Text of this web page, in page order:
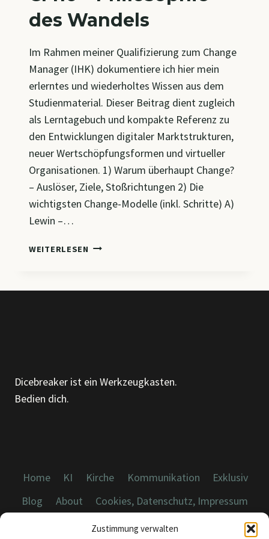
Zustimmung verwalten
des Wandels
Im Rahmen meiner Qualifizierung zum Change
Manager (IHK) dokumentiere ich hier mein
erlerntes und wiederholtes Wissen aus dem
Studienmaterial. Dieser Beitrag dient zugleich
als Lerntagebuch und kompakte Referenz zu
den Entwicklungen digitaler Marktstrukturen,
neuer Wertschöpfungsformen und virtueller
Organisationen. 1) Warum überhaupt Change?
– Auslöser, Ziele, Stoßrichtungen 2) Die
wichtigsten Change-Modelle (inkl. Schritte) A)
Lewin –…
WEITERLESEN CM10
Dicebreaker ist ein Werkzeugkasten.
Bedien dich.
Home KI Kirche Kommunikation
Exklusiv
Blog
About Cookies, Datenschutz, Impressum